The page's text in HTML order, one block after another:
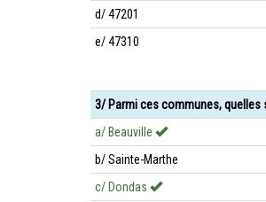
d/ 47201
e/ 47310
3/ Parmi ces communes, quelles
a/ Beauville
b/ Sainte-Marthe
c/ Dondas